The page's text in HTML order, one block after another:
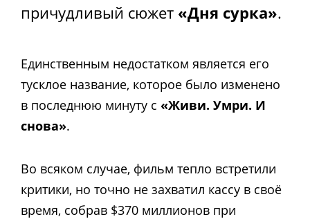
причудливый сюжет «Дня сурка».
Единственным недостатком является его
тусклое название, которое было изменено
в последнюю минуту с «Живи. Умри. И
снова».
Во всяком случае, фильм тепло встретили
критики, но точно не захватил кассу в своё
время, собрав $370 миллионов при